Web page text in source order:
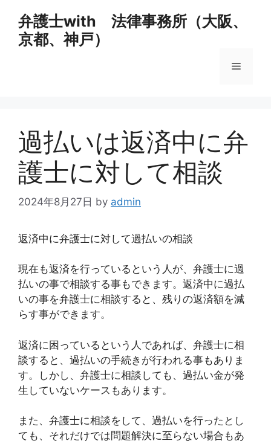
弁護士with 法律事務所（大阪、
京都、神戸）
メ
ュ
過払いは返済中に弁
護士に対して相談
2024年8月27日 by admin
返済中に弁護士に対して過払いの相談
現在も返済を行っているという人が、弁護士に過
払いの事で相談する事もできます。返済中に過払
いの事を弁護士に相談すると、残りの返済額を減
らす事ができます。
返済に困っているという人であれば、弁護士に相
談すると、過払いの手続きが行われる事もありま
す。しかし、弁護士に相談しても、過払い金が発
生していないケースもあります。
また、弁護士に相談をして、過払いを行ったとし
ても、それだけでは問題解決に至らない場合もあ